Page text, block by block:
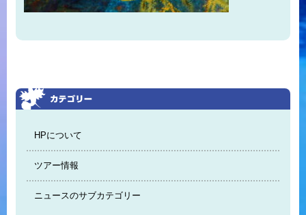
HPについて
ツアー情報
ニュースのサブカテゴリー